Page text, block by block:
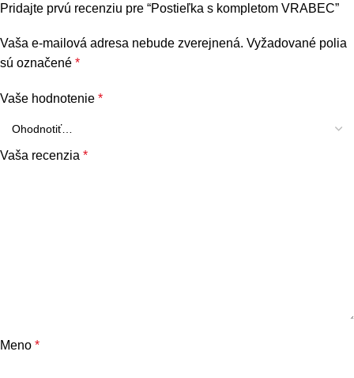
Pridajte prvú recenziu pre “Postieľka s kompletom VRABEC”
Vaša e-mailová adresa nebude zverejnená. Vyžadované polia
sú označené *
Vaše hodnotenie *
Vaša recenzia *
Meno *